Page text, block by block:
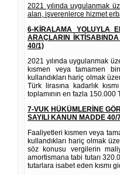
2021 yılında uygulanmak
alan, işverenlerce hizmet
6-KİRALAMA YOLUYLA
ARAÇLARIN
40/1)
2021 yılında uygulanmak
kısmen veya tamamen
kullandıkları hariç olmak
Türk lirasına kadarlık
toplamının en fazla 150.000
7-VUK HÜKÜMLERİNE
SAYILI KANUN MADDE 40/
Faaliyetleri kısmen veya
kullandıkları hariç olmak
söz konusu vergilerin
amortismana tabi tutarı
tutarlara isabet eden kısmı